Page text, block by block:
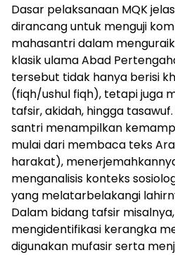
Dasar pelaksanaan MQK
dirancang untuk menguji
mahasantri dalam
klasik ulama Abad
tersebut tidak hanya berisi
(fiqh/ushul fiqh), tetapi juga
tafsir, akidah, hingga
santri menampilkan
mulai dari membaca teks
harakat),
menganalisis konteks
yang melatarbelakangi
Dalam bidang tafsir
mengidentifikasi kerangka
digunakan mufasir serta